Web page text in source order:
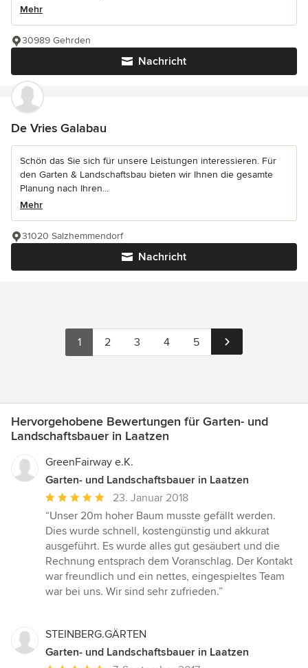
Mehr
Nachricht
30989 Gehrden
De Vries Galabau
Schön das Sie sich für unsere Leistungen interessieren. Für
den Garten & Landschaftsbau bieten wir Ihnen die gesamte
Planung nach Ihren...
Mehr
Nachricht
31020 Salzhemmendorf
1 2 3 4 5
Hervorgehobene Bewertungen für Garten- und
Landschaftsbauer in Laatzen
GreenFairway e.K.
Garten- und Landschaftsbauer in Laatzen
Durchschnittliche
Bewertung:
5
von
5
Sternen
23. Januar 2018
“Unser 20m hoher Baum musste gefällt werden.
Dies wurde schnell, kostengünstig und akkurat
ausgeführt. Es wurde alles gut gesäubert und die
Rechnung entsprach dem Voranschlag. Der Kontakt
war freundlich und ein nettes, eingespieltes Team
war bei uns. Wir sind sehr zufrieden.”
STEINBERG.GÄRTEN
Garten- und Landschaftsbauer in Laatzen